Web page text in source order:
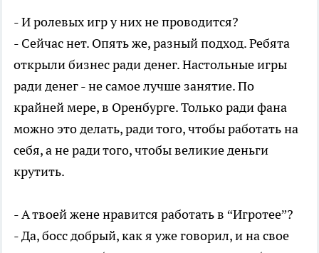
- И ролевых игр у них не проводится?
- Сейчас нет. Опять же, разный подход. Ребята
открыли бизнес ради денег. Настольные игры
ради денег - не самое лучше занятие. По
крайней мере, в Оренбурге. Только ради фана
можно это делать, ради того, чтобы работать на
себя, а не ради того, чтобы великие деньги
крутить.
- А твоей жене нравится работать в “Игротее”?
- Да, босс добрый, как я уже говорил, и на свое